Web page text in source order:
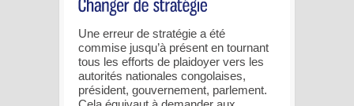
Une erreur de stratégie a été
commise jusqu’à présent en tournant
tous les efforts de plaidoyer vers les
autorités nationales congolaises,
président, gouvernement, parlement.